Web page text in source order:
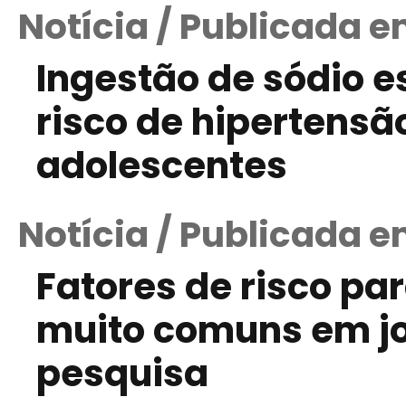
Notícia / Publicada
Ingestão de sódio
risco de
adolescentes
Notícia / Publicada
Fatores de risco
muito comuns em
pesquisa